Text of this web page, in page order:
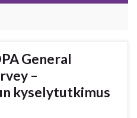
General
–
kyselytutkimus